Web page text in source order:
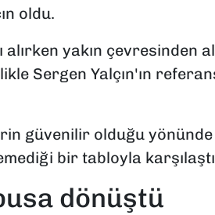
oldu.
yakın çevresinden
Sergen Yalçın'ın
güvenilir olduğu yönünde
bir tabloyla
dönüştü